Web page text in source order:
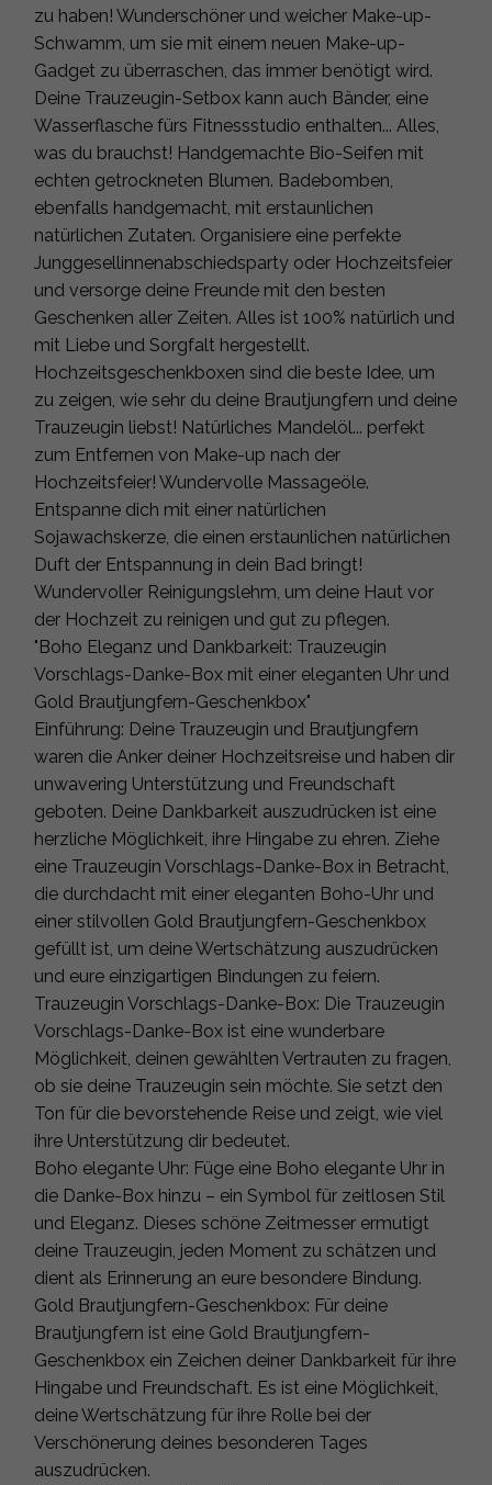
zu haben! Wunderschöner und weicher Make-up-
Schwamm, um sie mit einem neuen Make-up-
Gadget zu überraschen, das immer benötigt wird.
Deine Trauzeugin-Setbox kann auch Bänder, eine
Wasserflasche fürs Fitnessstudio enthalten... Alles,
was du brauchst! Handgemachte Bio-Seifen mit
echten getrockneten Blumen. Badebomben,
ebenfalls handgemacht, mit erstaunlichen
natürlichen Zutaten. Organisiere eine perfekte
Junggesellinnenabschiedsparty oder Hochzeitsfeier
und versorge deine Freunde mit den besten
Geschenken aller Zeiten. Alles ist 100% natürlich und
mit Liebe und Sorgfalt hergestellt.
Hochzeitsgeschenkboxen sind die beste Idee, um
zu zeigen, wie sehr du deine Brautjungfern und deine
Trauzeugin liebst! Natürliches Mandelöl... perfekt
zum Entfernen von Make-up nach der
Hochzeitsfeier! Wundervolle Massageöle.
Entspanne dich mit einer natürlichen
Sojawachskerze, die einen erstaunlichen natürlichen
Duft der Entspannung in dein Bad bringt!
Wundervoller Reinigungslehm, um deine Haut vor
der Hochzeit zu reinigen und gut zu pflegen.
"Boho Eleganz und Dankbarkeit: Trauzeugin
Vorschlags-Danke-Box mit einer eleganten Uhr und
Gold Brautjungfern-Geschenkbox"
Einführung: Deine Trauzeugin und Brautjungfern
waren die Anker deiner Hochzeitsreise und haben dir
unwavering Unterstützung und Freundschaft
geboten. Deine Dankbarkeit auszudrücken ist eine
herzliche Möglichkeit, ihre Hingabe zu ehren. Ziehe
eine Trauzeugin Vorschlags-Danke-Box in Betracht,
die durchdacht mit einer eleganten Boho-Uhr und
einer stilvollen Gold Brautjungfern-Geschenkbox
gefüllt ist, um deine Wertschätzung auszudrücken
und eure einzigartigen Bindungen zu feiern.
Trauzeugin Vorschlags-Danke-Box: Die Trauzeugin
Vorschlags-Danke-Box ist eine wunderbare
Möglichkeit, deinen gewählten Vertrauten zu fragen,
ob sie deine Trauzeugin sein möchte. Sie setzt den
Ton für die bevorstehende Reise und zeigt, wie viel
ihre Unterstützung dir bedeutet.
Boho elegante Uhr: Füge eine Boho elegante Uhr in
die Danke-Box hinzu – ein Symbol für zeitlosen Stil
und Eleganz. Dieses schöne Zeitmesser ermutigt
deine Trauzeugin, jeden Moment zu schätzen und
dient als Erinnerung an eure besondere Bindung.
Gold Brautjungfern-Geschenkbox: Für deine
Brautjungfern ist eine Gold Brautjungfern-
Geschenkbox ein Zeichen deiner Dankbarkeit für ihre
Hingabe und Freundschaft. Es ist eine Möglichkeit,
deine Wertschätzung für ihre Rolle bei der
Verschönerung deines besonderen Tages
auszudrücken.